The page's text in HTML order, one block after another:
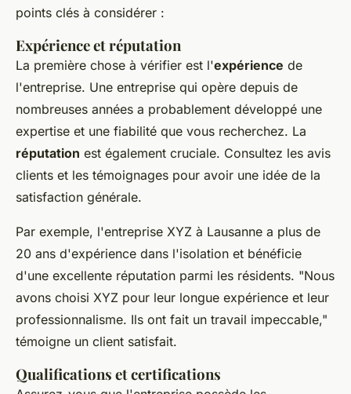
points clés à considérer :
Expérience et réputation
La première chose à vérifier est l'expérience de
l'entreprise. Une entreprise qui opère depuis de
nombreuses années a probablement développé une
expertise et une fiabilité que vous recherchez. La
réputation est également cruciale. Consultez les avis
clients et les témoignages pour avoir une idée de la
satisfaction générale.
Par exemple, l'entreprise XYZ à Lausanne a plus de
20 ans d'expérience dans l'isolation et bénéficie
d'une excellente réputation parmi les résidents. "Nous
avons choisi XYZ pour leur longue expérience et leur
professionnalisme. Ils ont fait un travail impeccable,"
témoigne un client satisfait.
Qualifications et certifications